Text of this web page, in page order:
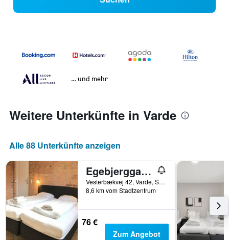
… und mehr
Weitere Unterkünfte in Varde
Alle 88 Unterkünfte anzeigen
Egebjerggaard Bed & Breakfast
Vesterbækvej 42, Varde, Süddänemark, Dänemark
8,6 km vom Stadtzentrum
76 €
Zum Angebot